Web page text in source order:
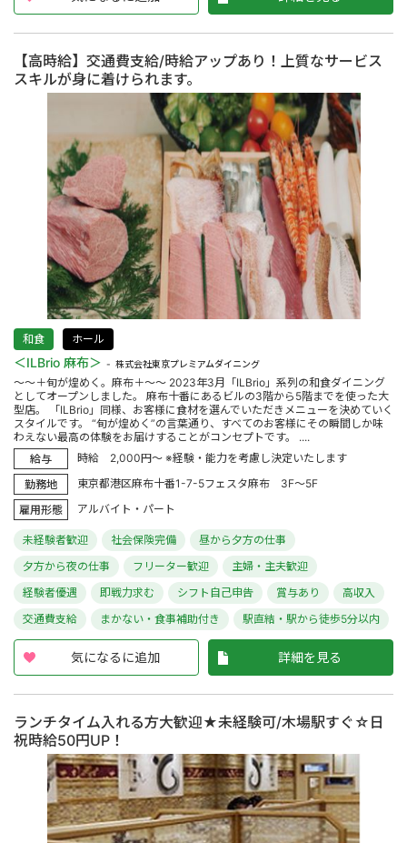
【高時給】交通費支給/時給アップあり！上質なサービス
スキルが身に着けられます。
和食 ホール
＜ILBrio 麻布＞ 株式会社東京プレミアムダイニング
～～＋旬が煌めく。麻布＋～～ 2023年3月「ILBrio」系列の和食ダイニング
としてオープンしました。 麻布十番にあるビルの3階から5階までを使った大
型店。 「ILBrio」同様、お客様に食材を選んでいただきメニューを決めていく
スタイルです。 “旬が煌めく”の言葉通り、すべてのお客様にその瞬間しか味
わえない最高の体験をお届けすることがコンセプトです。 ....
給与
時給 2,000円～ ※経験・能力を考慮し決定いたします
勤務地
東京都港区麻布十番1-7-5フェスタ麻布 3F～5F
雇用形態
アルバイト・パート
未経験者歓迎 社会保険完備
昼から夕方の仕事
夕方から夜の仕事
フリーター歓迎
主婦・主夫歓迎
経験者優遇
即戦力求む シフト自己申告 賞与あり
高収入
交通費支給
まかない・食事補助付き 駅直結・駅から徒歩5分以内
気になるに追加 詳細を見る
ランチタイム入れる方大歓迎★未経験可/木場駅すぐ☆日
祝時給50円UP！